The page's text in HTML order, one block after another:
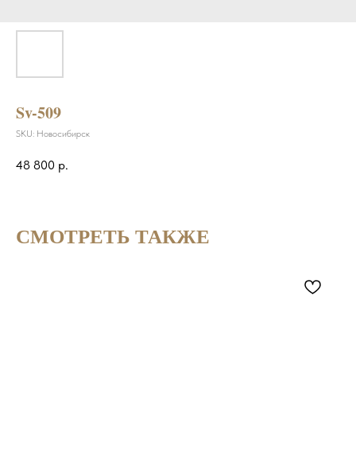
Sv-509
SKU: Новосибирск
48 800 р.
СМОТРЕТЬ ТАКЖЕ